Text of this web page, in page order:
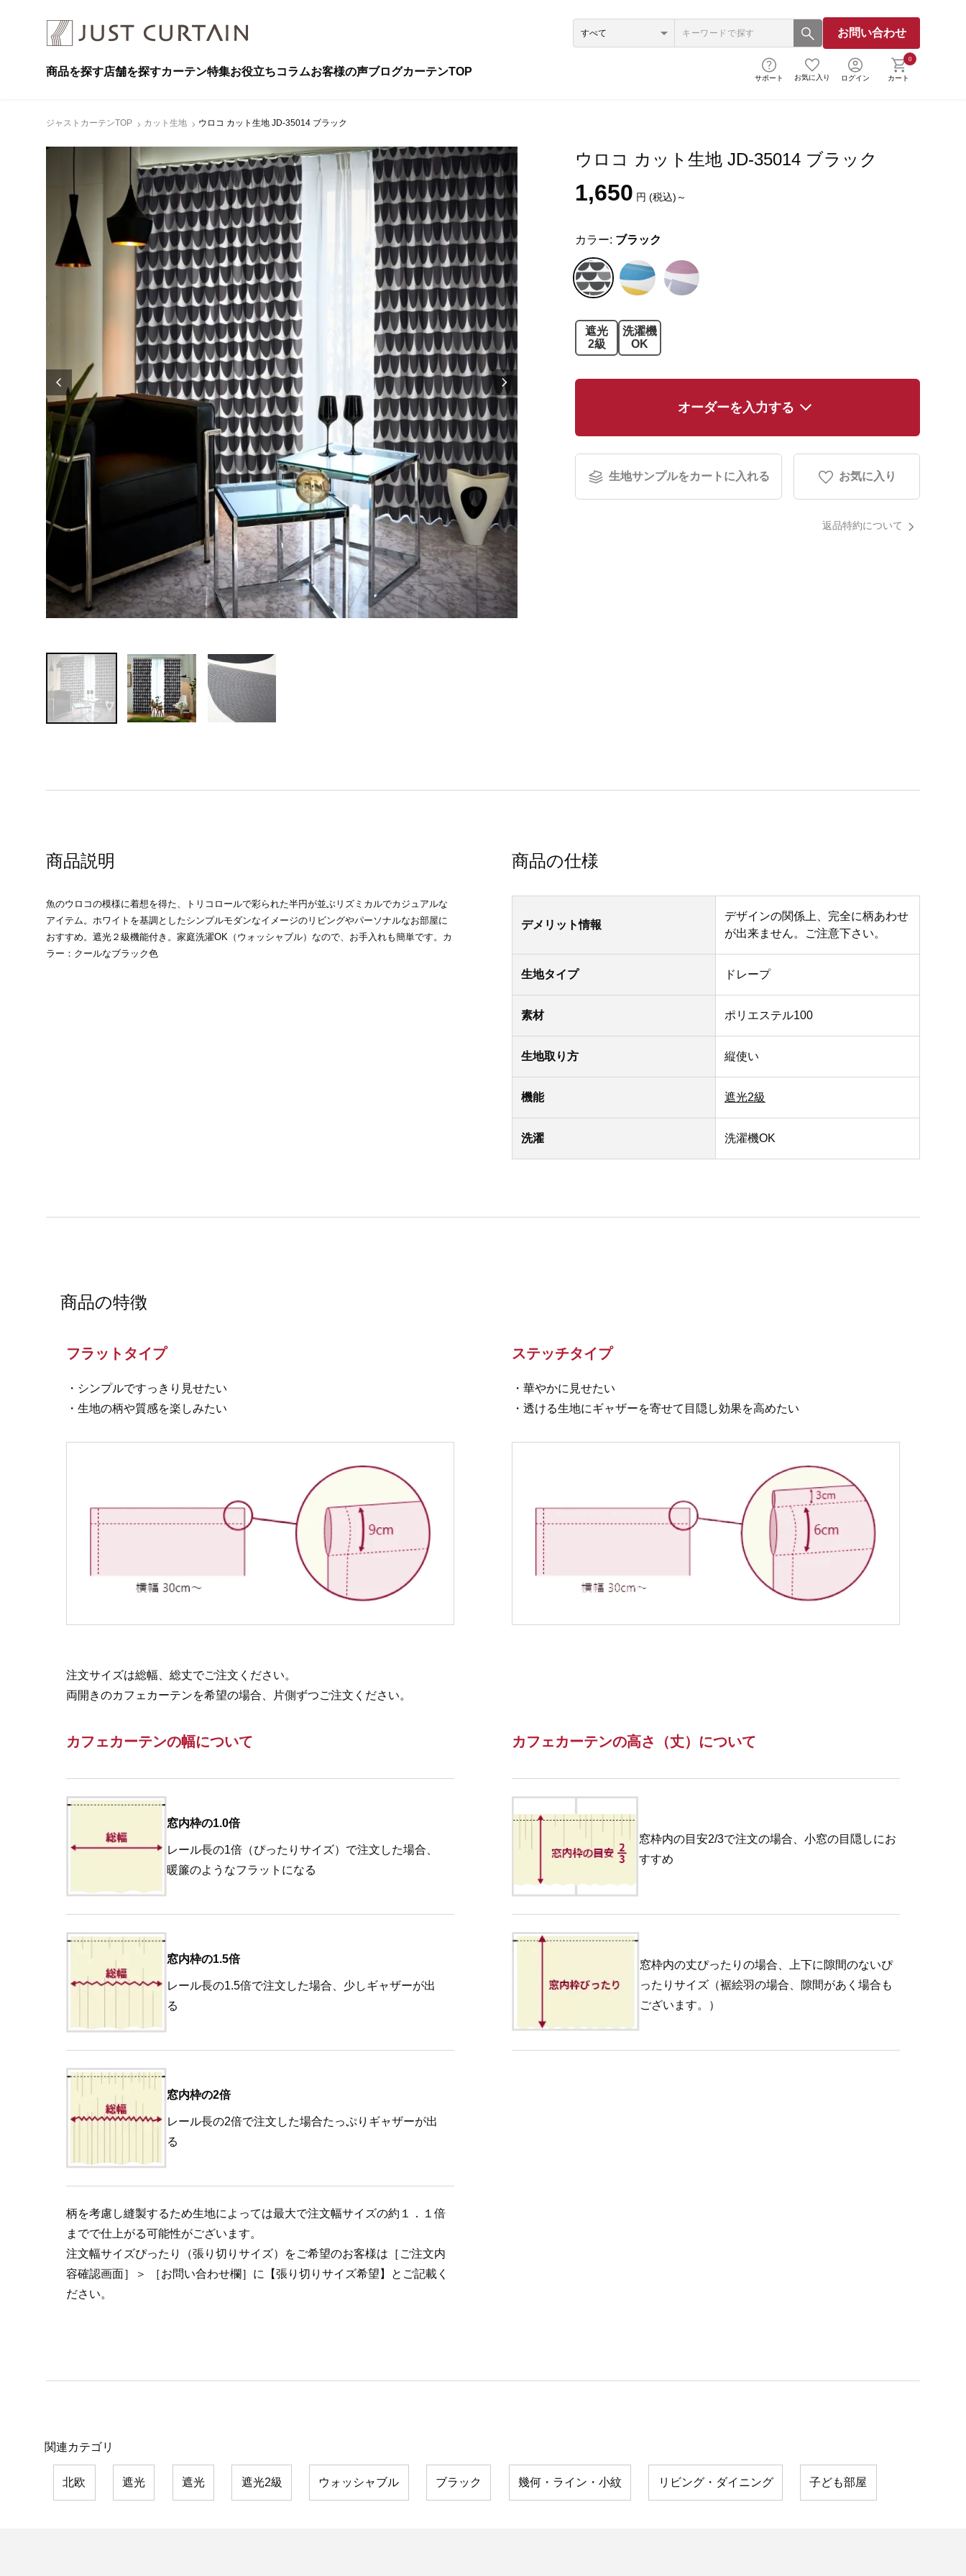
お問い合わせ
商品を探す店舗を探すカーテン特集お役立ちコラムお客様の声ブログカーテンTOP
サポート お気に入り ログイン
0
カート
ジャストカーテンTOP カット生地 ウロコ カット生地 JD-35014 ブラック
ウロコ カット生地 JD-35014 ブラック
1,650 円 (税込)～
カラー: ブラック
遮光
2級
洗濯機
OK
オーダーを入力する
生地サンプルをカートに入れる お気に入り
返品特約について
商品説明
魚のウロコの模様に着想を得た、トリコロールで彩られた半円が並ぶリズミカルでカジュアルな
アイテム。ホワイトを基調としたシンプルモダンなイメージのリビングやパーソナルなお部屋に
おすすめ。遮光２級機能付き。家庭洗濯OK（ウォッシャブル）なので、お手入れも簡単です。カ
ラー：クールなブラック色
商品の仕様
デメリット情報
デザインの関係上、完全に柄あわせ
が出来ません。ご注意下さい。
生地タイプ ドレープ
素材 ポリエステル100
生地取り方 縦使い
機能 遮光2級
洗濯 洗濯機OK
商品の特徴
フラットタイプ
・シンプルですっきり見せたい
・生地の柄や質感を楽しみたい
ステッチタイプ
・華やかに見せたい
・透ける生地にギャザーを寄せて目隠し効果を高めたい
注文サイズは総幅、総丈でご注文ください。
両開きのカフェカーテンを希望の場合、片側ずつご注文ください。
カフェカーテンの幅について
窓内枠の1.0倍
レール長の1倍（ぴったりサイズ）で注文した場合、
暖簾のようなフラットになる
窓内枠の1.5倍
レール長の1.5倍で注文した場合、少しギャザーが出
る
窓内枠の2倍
レール長の2倍で注文した場合たっぷりギャザーが出
る
柄を考慮し縫製するため生地によっては最大で注文幅サイズの約１．１倍
までで仕上がる可能性がございます。
注文幅サイズぴったり（張り切りサイズ）をご希望のお客様は［ご注文内
容確認画面］＞ ［お問い合わせ欄］に【張り切りサイズ希望】とご記載く
ださい。
カフェカーテンの高さ（丈）について
窓枠内の目安2/3で注文の場合、小窓の目隠しにお
すすめ
窓枠内の丈ぴったりの場合、上下に隙間のないぴ
ったりサイズ（裾絵羽の場合、隙間があく場合も
ございます。）
関連カテゴリ
北欧 遮光 遮光 遮光2級 ウォッシャブル ブラック 幾何・ライン・小紋 リビング・ダイニング 子ども部屋